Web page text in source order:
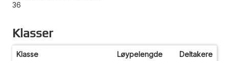
36
Klasser
Klasse Løypelengde Deltakere